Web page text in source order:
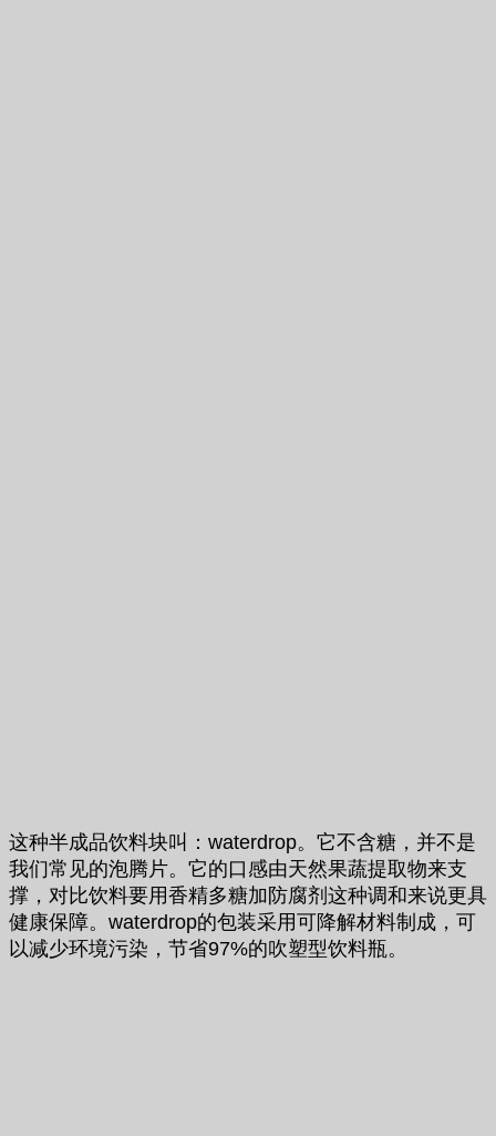
这种半成品饮料块叫：waterdrop。它不含糖，并不是
我们常见的泡腾片。它的口感由天然果蔬提取物来支
撑，对比饮料要用香精多糖加防腐剂这种调和来说更具
健康保障。waterdrop的包装采用可降解材料制成，可
以减少环境污染，节省97%的吹塑型饮料瓶。